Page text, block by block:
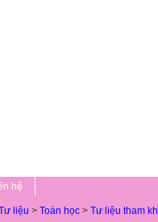
hệ
liệu > Toán học > Tư liệu tham